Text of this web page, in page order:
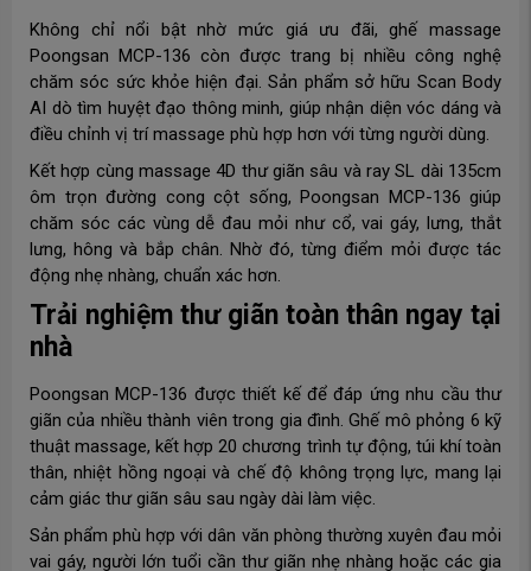
Không chỉ nổi bật nhờ mức giá ưu đãi, ghế massage
Poongsan MCP-136 còn được trang bị nhiều công nghệ
chăm sóc sức khỏe hiện đại. Sản phẩm sở hữu Scan Body
AI dò tìm huyệt đạo thông minh, giúp nhận diện vóc dáng và
điều chỉnh vị trí massage phù hợp hơn với từng người dùng.
Kết hợp cùng massage 4D thư giãn sâu và ray SL dài 135cm
ôm trọn đường cong cột sống, Poongsan MCP-136 giúp
chăm sóc các vùng dễ đau mỏi như cổ, vai gáy, lưng, thắt
lưng, hông và bắp chân. Nhờ đó, từng điểm mỏi được tác
động nhẹ nhàng, chuẩn xác hơn.
Trải nghiệm thư giãn toàn thân ngay tại
nhà
Poongsan MCP-136 được thiết kế để đáp ứng nhu cầu thư
giãn của nhiều thành viên trong gia đình. Ghế mô phỏng 6 kỹ
thuật massage, kết hợp 20 chương trình tự động, túi khí toàn
thân, nhiệt hồng ngoại và chế độ không trọng lực, mang lại
cảm giác thư giãn sâu sau ngày dài làm việc.
Sản phẩm phù hợp với dân văn phòng thường xuyên đau mỏi
vai gáy, người lớn tuổi cần thư giãn nhẹ nhàng hoặc các gia